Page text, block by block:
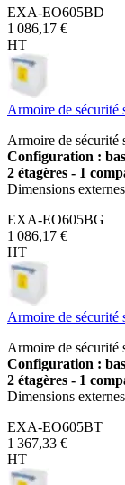
EXA-EO605BD
1 086,17 €
HT
Armoire de sécurité
Armoire de sécurité
Configuration :
2 étagères - 1
Dimensions
EXA-EO605BG
1 086,17 €
HT
Armoire de sécurité
Armoire de sécurité
Configuration :
2 étagères - 1
Dimensions
EXA-EO605BT
1 367,33 €
HT